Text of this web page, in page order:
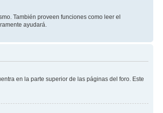
También proveen funciones como leer el
ayudará.
en la parte superior de las páginas del foro. Este